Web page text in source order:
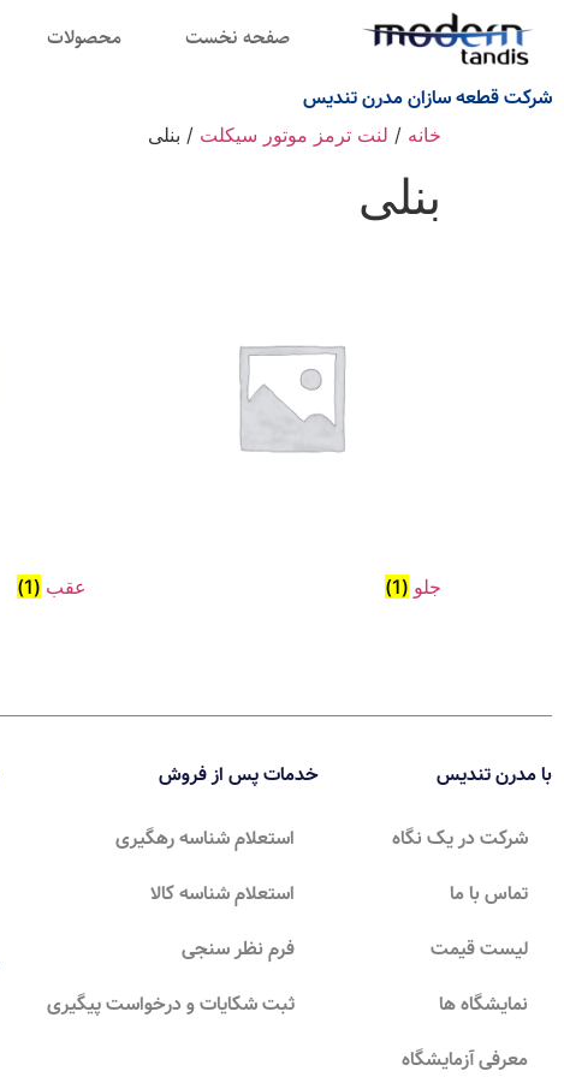
صفحه نخست محصولات
شرکت قطعه سازان مدرن تندیس
خانه / لنت ترمز موتور سیکلت / بنلی
بنلی
جلو (1) عقب (1)
با مدرن تندیس
شرکت در یک نگاه
تماس با ما
لیست قیمت
نمایشگاه ها
معرفی آزمایشگاه
خدمات پس از فروش
استعلام شناسه رهگیری
استعلام شناسه کالا
فرم نظر سنجی
ثبت شکایات و درخواست پیگیری